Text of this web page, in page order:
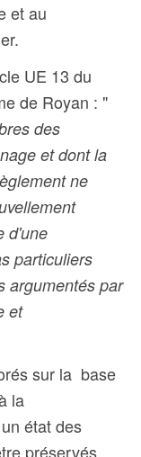
et au
UE 13 du
de Royan : "
des
et dont la
ne
d'une
particuliers
argumentés par
et
sur la base
la
état des
préservés